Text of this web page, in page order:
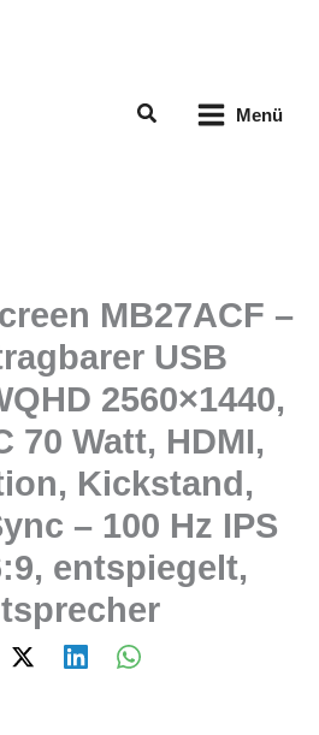
Suchen Menü
MB27ACF –
USB
2560×1440,
70 Watt, HDMI,
Kickstand,
– 100 Hz IPS
entspiegelt,